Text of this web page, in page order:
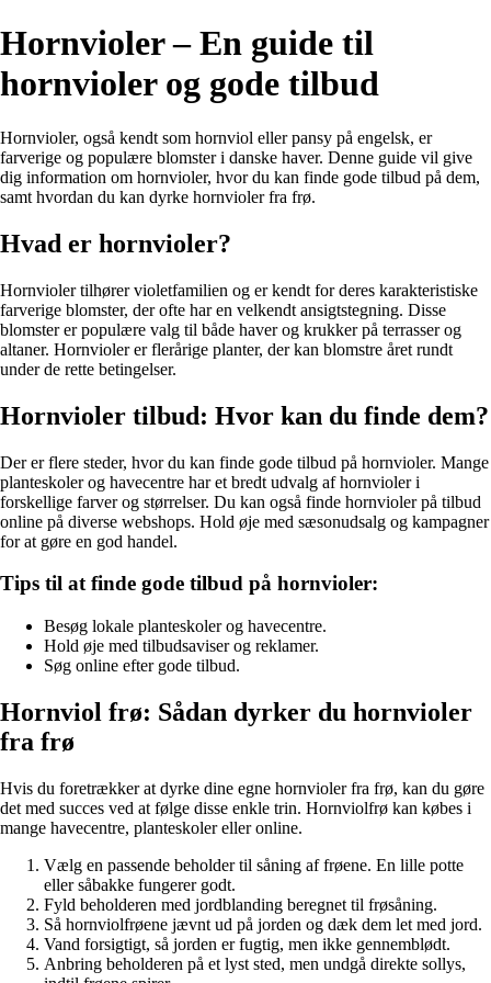
Hornvioler – En guide til
hornvioler og gode tilbud
Hornvioler, også kendt som hornviol eller pansy på engelsk, er
farverige og populære blomster i danske haver. Denne guide vil give
dig information om hornvioler, hvor du kan finde gode tilbud på dem,
samt hvordan du kan dyrke hornvioler fra frø.
Hvad er hornvioler?
Hornvioler tilhører violetfamilien og er kendt for deres karakteristiske
farverige blomster, der ofte har en velkendt ansigtstegning. Disse
blomster er populære valg til både haver og krukker på terrasser og
altaner. Hornvioler er flerårige planter, der kan blomstre året rundt
under de rette betingelser.
Hornvioler tilbud: Hvor kan du finde dem?
Der er flere steder, hvor du kan finde gode tilbud på hornvioler. Mange
planteskoler og havecentre har et bredt udvalg af hornvioler i
forskellige farver og størrelser. Du kan også finde hornvioler på tilbud
online på diverse webshops. Hold øje med sæsonudsalg og kampagner
for at gøre en god handel.
Tips til at finde gode tilbud på hornvioler:
Besøg lokale planteskoler og havecentre.
Hold øje med tilbudsaviser og reklamer.
Søg online efter gode tilbud.
Hornviol frø: Sådan dyrker du hornvioler
fra frø
Hvis du foretrækker at dyrke dine egne hornvioler fra frø, kan du gøre
det med succes ved at følge disse enkle trin. Hornviolfrø kan købes i
mange havecentre, planteskoler eller online.
Vælg en passende beholder til såning af frøene. En lille potte
eller såbakke fungerer godt.
Fyld beholderen med jordblanding beregnet til frøsåning.
Så hornviolfrøene jævnt ud på jorden og dæk dem let med jord.
Vand forsigtigt, så jorden er fugtig, men ikke gennemblødt.
Anbring beholderen på et lyst sted, men undgå direkte sollys,